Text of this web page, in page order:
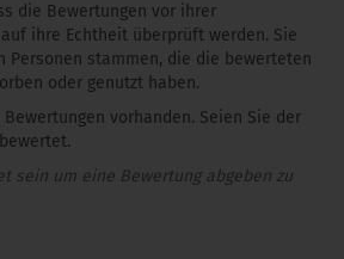
die Bewertungen vor ihrer
ihre Echtheit überprüft werden. Sie
Personen stammen, die die bewerteten
oder genutzt haben.
vorhanden. Seien Sie der
sein um eine Bewertung abgeben zu